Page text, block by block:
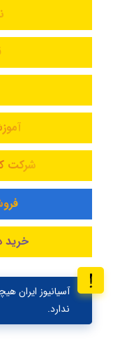
شرکت
خرید
آسیانیوز ایران
ندارد.